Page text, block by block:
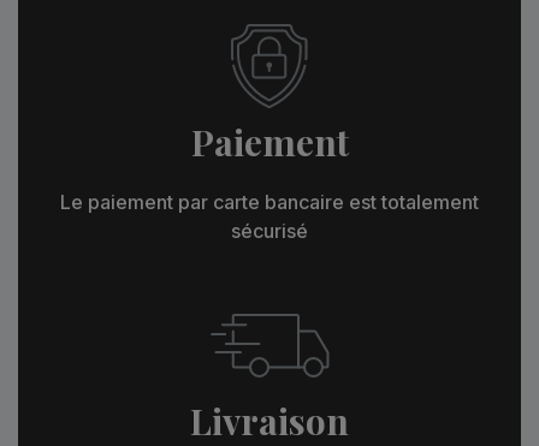
Paiement
Le paiement par carte bancaire est totalement
sécurisé
Livraison